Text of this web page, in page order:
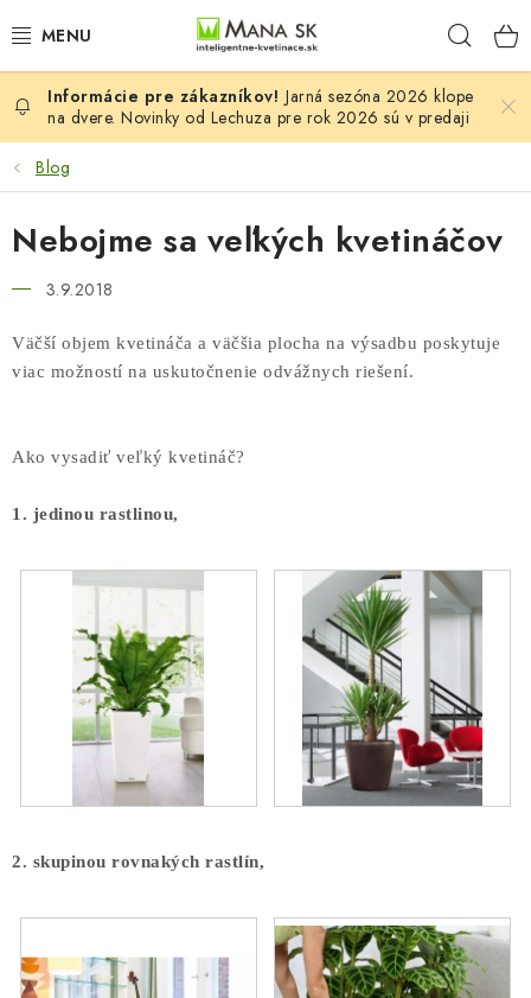
na
VŠETKY MODELY LECHUZA
NOVINKY LECHUZA
STOLOVÉ KVETINÁČE LECHUZA
PREMIUM
COLOR
PALO
Poštovné
Veľkoobchod
Ochrana osobných údajov
Napíšte nám
Reklamačný poriadok
Odstúpenie od zmluvy
Jarná sezóna 2026 klope
na dvere. Novinky od Lechuza pre rok 2026 sú v predaji
Blog
Nebojme sa veľkých kvetináčov
3.9.2018
Väčší objem kvetináča a väčšia plocha na výsadbu poskytuje
viac možností na uskutočnenie odvážnych riešení.
Ako vysadiť veľký kvetináč?
1. jedinou rastlinou,
2. skupinou rovnakých rastlín,